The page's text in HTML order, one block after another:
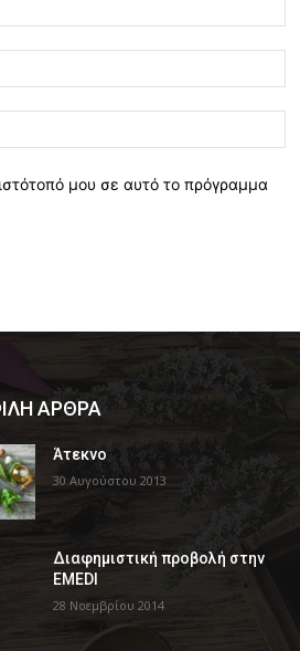
μου σε αυτό το πρόγραμμα
ΑΡΘΡΑ
Άτεκνο
30 Αυγούστου 2013
Διαφημιστική προβολή στην
EMEDI
28 Νοεμβρίου 2014